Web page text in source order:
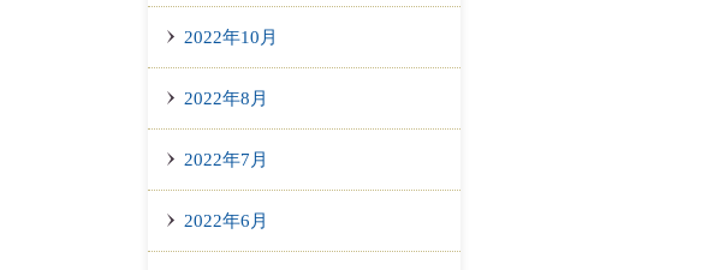
2022年10月
2022年8月
2022年7月
2022年6月